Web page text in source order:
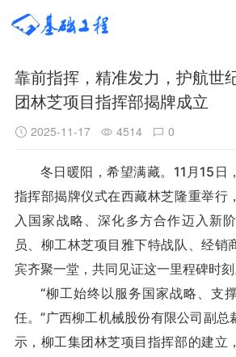
靠前指挥，精准发力，护航世
团林芝项目指挥部揭牌成立
2025-11-17 4514 0
冬日暖阳，希望满藏。11月15日
指挥部揭牌仪式在西藏林芝隆重举行
入国家战略、深化多方合作迈入新
员、柳工林芝项目雅下特战队、经销
宾齐聚一堂，共同见证这一里程碑时刻
“柳工始终以服务国家战略、支
任。”广西柳工机械股份有限公司副总
示，柳工集团林芝项目指挥部的建立